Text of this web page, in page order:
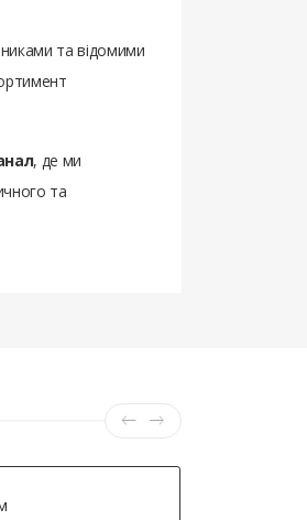
та відомими
, де ми
та